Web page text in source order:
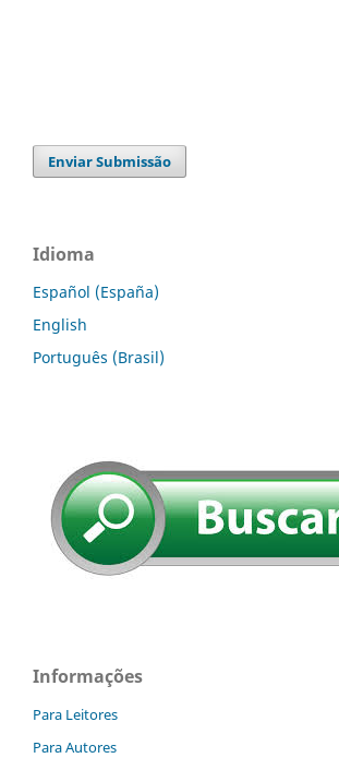
Enviar Submissão
Idioma
Español (España)
English
Português (Brasil)
Informações
Para Leitores
Para Autores